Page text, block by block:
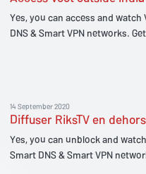
Yes, you can access and
DNS & Smart VPN networks.
14 September 2020
Diffuser RiksTV en
Yes, you can unblock and
Smart DNS & Smart VPN